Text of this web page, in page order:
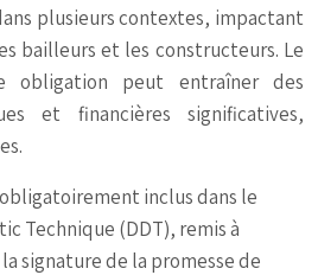
plusieurs contextes, impactant
bailleurs et les constructeurs. Le
obligation peut entraîner des
et financières significatives,
obligatoirement inclus dans le
Technique (DDT), remis à
signature de la promesse de